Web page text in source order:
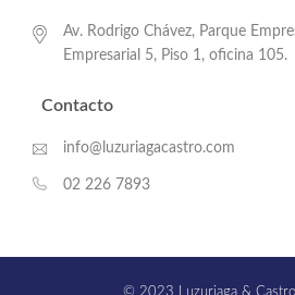
Av. Rodrigo Chávez, Parque
Empresarial 5, Piso 1, oficina 105.
Contacto
info@luzuriagacastro.com
02 226 7893